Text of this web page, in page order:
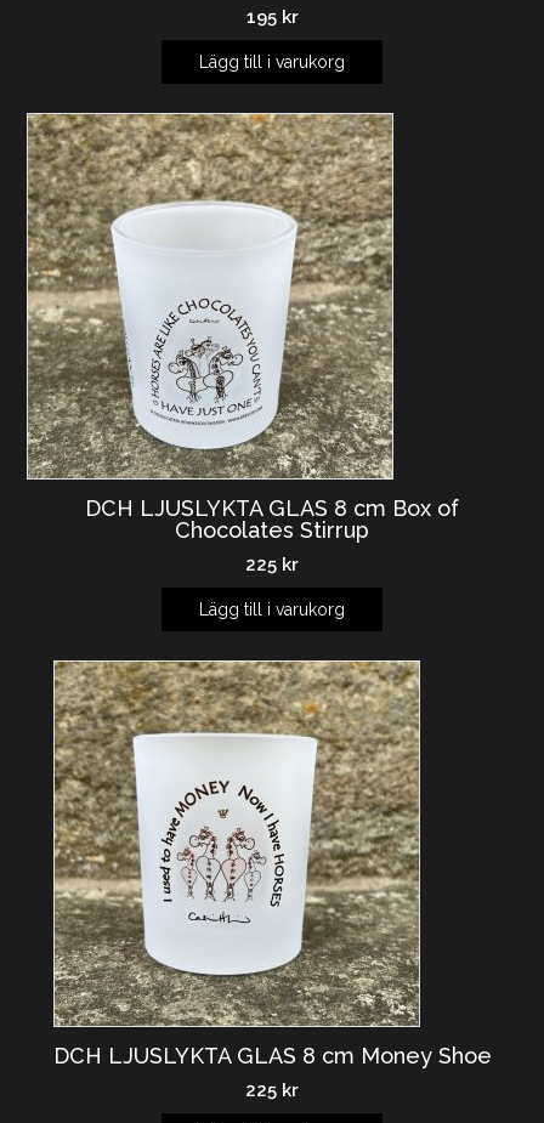
195 kr
Lägg till i varukorg
DCH LJUSLYKTA GLAS 8 cm Box of
Chocolates Stirrup
225 kr
Lägg till i varukorg
DCH LJUSLYKTA GLAS 8 cm Money Shoe
225 kr